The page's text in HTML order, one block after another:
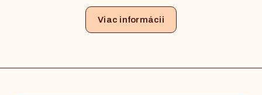
Viac informácii